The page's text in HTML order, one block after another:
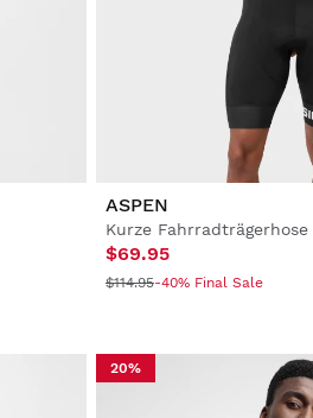
ASPEN
Kurze
$69.95
$114.95-40% Final Sale
20%